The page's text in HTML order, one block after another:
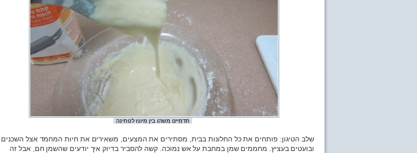
תדמיינו משהו בין מיונז לטחינה
שלב הטיגון: פותחים את כל החלונות בבית, מסתירים את המצעים, משאירים את חיות המחמד אצל השכנים
ובועטים בעציץ. מחממים שמן במחבת על אש נמוכה. קשה להסביר בדיוק איך יודעים שהשמן חם, אבל זה